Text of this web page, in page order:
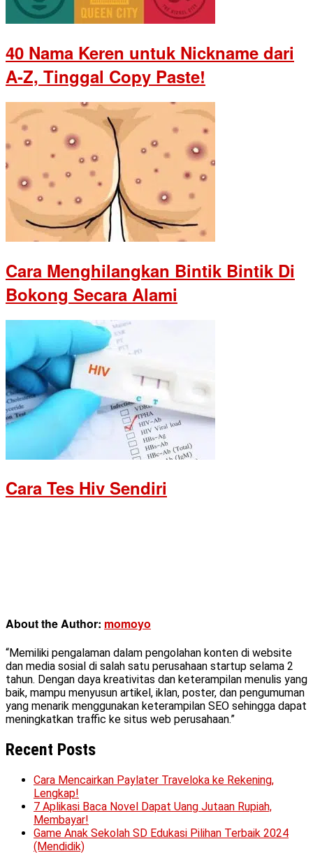
40 Nama Keren untuk Nickname dari
A-Z, Tinggal Copy Paste!
Cara Menghilangkan Bintik Bintik Di
Bokong Secara Alami
Cara Tes Hiv Sendiri
About the Author: momoyo
“Memiliki pengalaman dalam pengolahan konten di website
dan media sosial di salah satu perusahaan startup selama 2
tahun. Dengan daya kreativitas dan keterampilan menulis yang
baik, mampu menyusun artikel, iklan, poster, dan pengumuman
yang menarik menggunakan keterampilan SEO sehingga dapat
meningkatkan traffic ke situs web perusahaan.”
Recent Posts
Cara Mencairkan Paylater Traveloka ke Rekening,
Lengkap!
7 Aplikasi Baca Novel Dapat Uang Jutaan Rupiah,
Membayar!
Game Anak Sekolah SD Edukasi Pilihan Terbaik 2024
(Mendidik)